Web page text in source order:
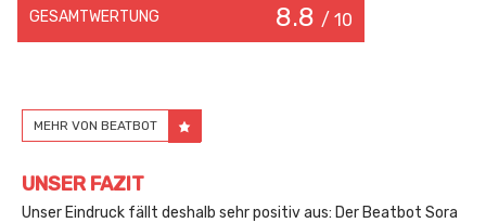
GESAMTWERTUNG 8.8 / 10
MEHR VON BEATBOT
UNSER FAZIT
Unser Eindruck fällt deshalb sehr positiv aus: Der Beatbot Sora